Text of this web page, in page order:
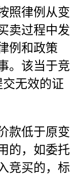
律例从变
卖过程中发
例和政策
。该当于竞
无效的证
低于原变
的，如委托
竞买的，标